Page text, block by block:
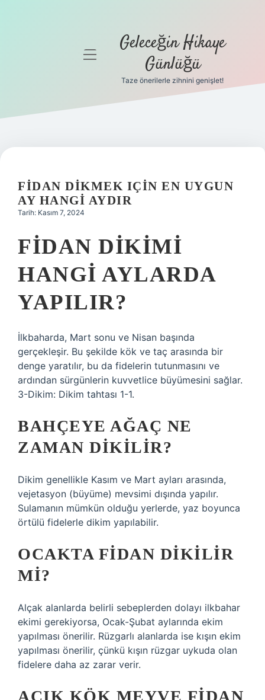
Gizlilik
Hakkımızda
menüyü Geleceğin Hikaye
Günlüğü
Taze önerilerle zihnini genişlet!
FIDAN DIKMEK IÇIN EN UYGUN
AY HANGI AYDIR
Tarih: Kasım 7, 2024
FIDAN DIKIMI
HANGI AYLARDA
YAPILIR?
İlkbaharda, Mart sonu ve Nisan başında
gerçekleşir. Bu şekilde kök ve taç arasında bir
denge yaratılır, bu da fidelerin tutunmasını ve
ardından sürgünlerin kuvvetlice büyümesini sağlar.
3-Dikim: Dikim tahtası 1-1.
BAHÇEYE AĞAÇ NE
ZAMAN DIKILIR?
Dikim genellikle Kasım ve Mart ayları arasında,
vejetasyon (büyüme) mevsimi dışında yapılır.
Sulamanın mümkün olduğu yerlerde, yaz boyunca
örtülü fidelerle dikim yapılabilir.
OCAKTA FIDAN DIKILIR
MI?
Alçak alanlarda belirli sebeplerden dolayı ilkbahar
ekimi gerekiyorsa, Ocak-Şubat aylarında ekim
yapılması önerilir. Rüzgarlı alanlarda ise kışın ekim
yapılması önerilir, çünkü kışın rüzgar uykuda olan
fidelere daha az zarar verir.
AÇIK KÖK MEYVE FIDAN